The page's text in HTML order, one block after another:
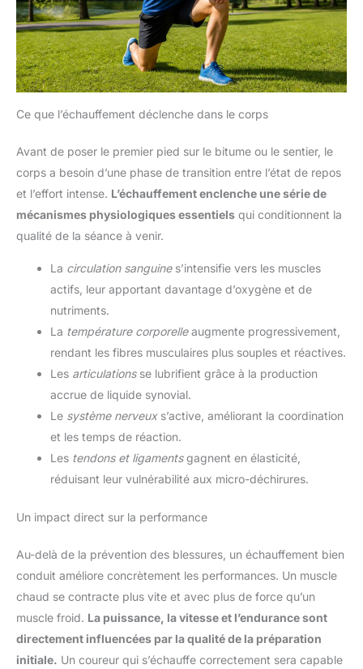
Ce que l’échauffement déclenche dans le corps
Avant de poser le premier pied sur le bitume ou le sentier, le
corps a besoin d’une phase de transition entre l’état de repos
et l’effort intense. L’échauffement enclenche une série de
mécanismes physiologiques essentiels qui conditionnent la
qualité de la séance à venir.
La circulation sanguines’intensifie vers les muscles
actifs, leur apportant davantage d’oxygène et de
nutriments.
La température corporelleaugmente progressivement,
rendant les fibres musculaires plus souples et réactives.
Les articulationsse lubrifient grâce à la production
accrue de liquide synovial.
Le système nerveuxs’active, améliorant la coordination
et les temps de réaction.
Les tendons et ligamentsgagnent en élasticité,
réduisant leur vulnérabilité aux micro-déchirures.
Un impact direct sur la performance
Au-delà de la prévention des blessures, un échauffement bien
conduit améliore concrètement les performances. Un muscle
chaud se contracte plus vite et avec plus de force qu’un
muscle froid. La puissance, la vitesse et l’endurance sont
directement influencées par la qualité de la préparation
initiale. Un coureur qui s’échauffe correctement sera capable